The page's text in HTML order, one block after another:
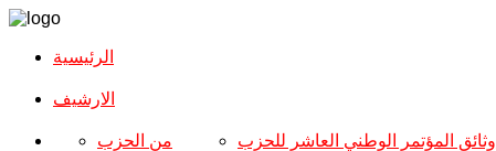
الرئيسية
الارشیف
من الحزب وثائق المؤتمر الوطني العاشر للحزب